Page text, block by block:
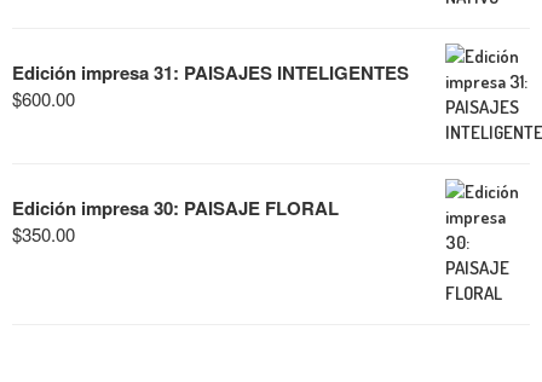
Edición impresa 31: PAISAJES INTELIGENTES
$600.00
Edición impresa 30: PAISAJE FLORAL
$350.00